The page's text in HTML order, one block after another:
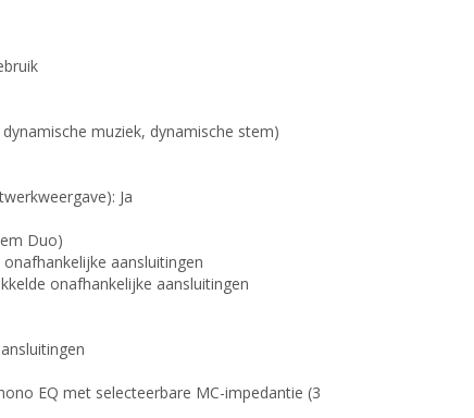
muziek, dynamische stem)
Ja
Duo)
onafhankelijke aansluitingen
onafhankelijke aansluitingen
EQ met selecteerbare MC-impedantie (3